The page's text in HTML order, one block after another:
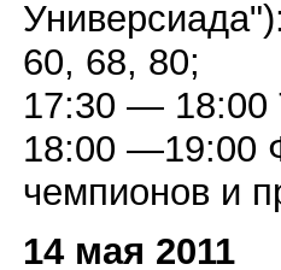
60, 68, 80;
17:30 — 18:00
18:00 —19:00
чемпионов и
14 мая 2011